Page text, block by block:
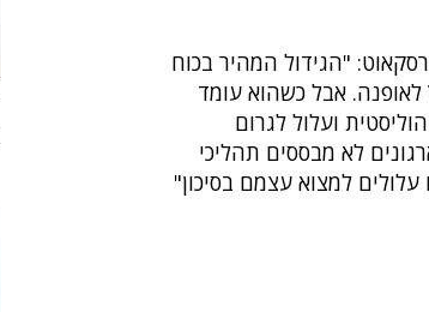
"הגידול המהיר בכוח
העבודה הנייד החזיר את ה-VPN לאופנה. אבל כשהוא עומד
ועלול לגרום
לא מבססים תהליכי
למצוא עצמם בסיכון"